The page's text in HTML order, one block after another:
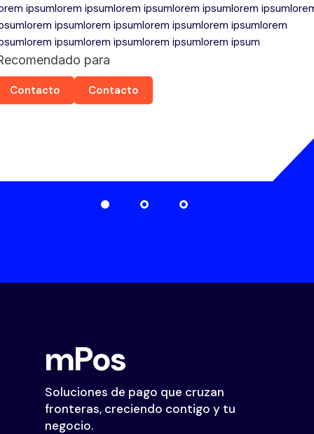
ipsumlorem ipsumlorem ipsumlorem ipsumlorem
ipsumlorem ipsumlorem ipsumlorem ipsumlorem
ipsumlorem ipsumlorem ipsumlorem ipsum
para
Contacto Contacto
mPos
Soluciones de pago que cruzan
fronteras, creciendo contigo y tu
negocio.